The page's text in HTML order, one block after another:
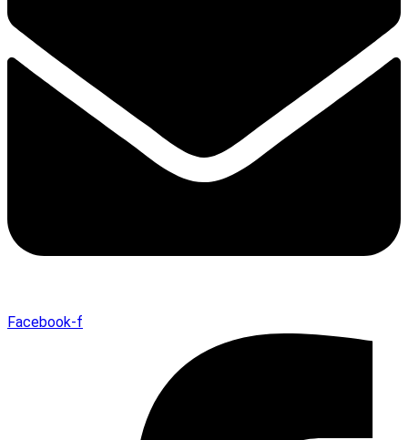
Facebook-f